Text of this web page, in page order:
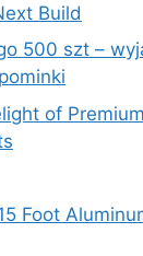
Build
500 szt –
of
Foot